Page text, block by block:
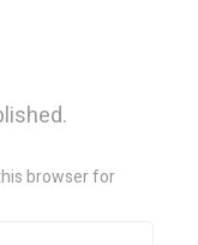
browser for